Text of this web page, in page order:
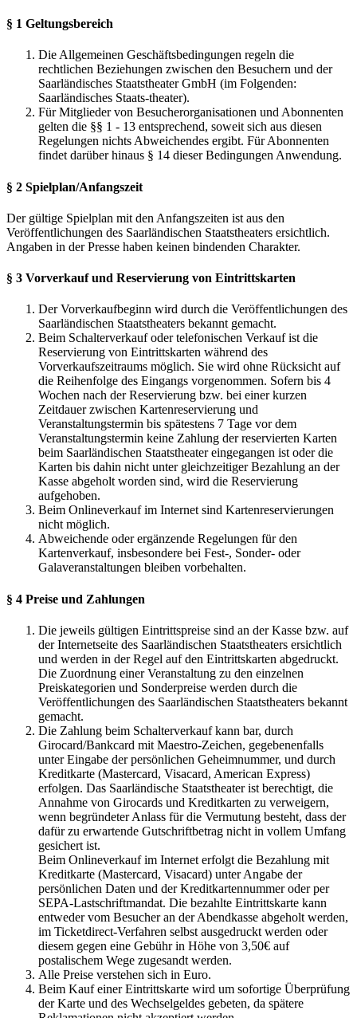
§ 1 Geltungsbereich
Die Allgemeinen Geschäftsbedingungen regeln die
rechtlichen Beziehungen zwischen den Besuchern und der
Saarländisches Staatstheater GmbH (im Folgenden:
Saarländisches Staats-theater).
Für Mitglieder von Besucherorganisationen und Abonnenten
gelten die §§ 1 - 13 entsprechend, soweit sich aus diesen
Regelungen nichts Abweichendes ergibt. Für Abonnenten
findet darüber hinaus § 14 dieser Bedingungen Anwendung.
§ 2 Spielplan/Anfangszeit
Der gültige Spielplan mit den Anfangszeiten ist aus den
Veröffentlichungen des Saarländischen Staatstheaters ersichtlich.
Angaben in der Presse haben keinen bindenden Charakter.
§ 3 Vorverkauf und Reservierung von Eintrittskarten
Der Vorverkaufbeginn wird durch die Veröffentlichungen des
Saarländischen Staatstheaters bekannt gemacht.
Beim Schalterverkauf oder telefonischen Verkauf ist die
Reservierung von Eintrittskarten während des
Vorverkaufszeitraums möglich. Sie wird ohne Rücksicht auf
die Reihenfolge des Eingangs vorgenommen. Sofern bis 4
Wochen nach der Reservierung bzw. bei einer kurzen
Zeitdauer zwischen Kartenreservierung und
Veranstaltungstermin bis spätestens 7 Tage vor dem
Veranstaltungstermin keine Zahlung der reservierten Karten
beim Saarländischen Staatstheater eingegangen ist oder die
Karten bis dahin nicht unter gleichzeitiger Bezahlung an der
Kasse abgeholt worden sind, wird die Reservierung
aufgehoben.
Beim Onlineverkauf im Internet sind Kartenreservierungen
nicht möglich.
Abweichende oder ergänzende Regelungen für den
Kartenverkauf, insbesondere bei Fest-, Sonder- oder
Galaveranstaltungen bleiben vorbehalten.
§ 4 Preise und Zahlungen
Die jeweils gültigen Eintrittspreise sind an der Kasse bzw. auf
der Internetseite des Saarländischen Staatstheaters ersichtlich
und werden in der Regel auf den Eintrittskarten abgedruckt.
Die Zuordnung einer Veranstaltung zu den einzelnen
Preiskategorien und Sonderpreise werden durch die
Veröffentlichungen des Saarländischen Staatstheaters bekannt
gemacht.
Die Zahlung beim Schalterverkauf kann bar, durch
Girocard/Bankcard mit Maestro-Zeichen, gegebenenfalls
unter Eingabe der persönlichen Geheimnummer, und durch
Kreditkarte (Mastercard, Visacard, American Express)
erfolgen. Das Saarländische Staatstheater ist berechtigt, die
Annahme von Girocards und Kreditkarten zu verweigern,
wenn begründeter Anlass für die Vermutung besteht, dass der
dafür zu erwartende Gutschriftbetrag nicht in vollem Umfang
gesichert ist.
Beim Onlineverkauf im Internet erfolgt die Bezahlung mit
Kreditkarte (Mastercard, Visacard) unter Angabe der
persönlichen Daten und der Kreditkartennummer oder per
SEPA-Lastschriftmandat. Die bezahlte Eintrittskarte kann
entweder vom Besucher an der Abendkasse abgeholt werden,
im Ticketdirect-Verfahren selbst ausgedruckt werden oder
diesem gegen eine Gebühr in Höhe von 3,50€ auf
postalischem Wege zugesandt werden.
Alle Preise verstehen sich in Euro.
Beim Kauf einer Eintrittskarte wird um sofortige Überprüfung
der Karte und des Wechselgeldes gebeten, da spätere